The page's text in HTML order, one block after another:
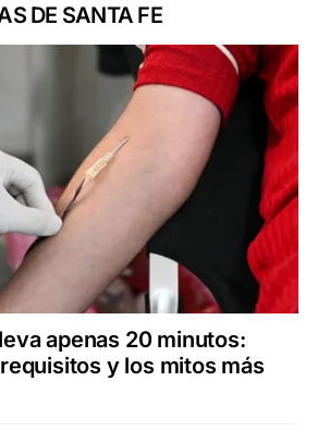
DE SANTA FE
apenas 20 minutos:
y los mitos más